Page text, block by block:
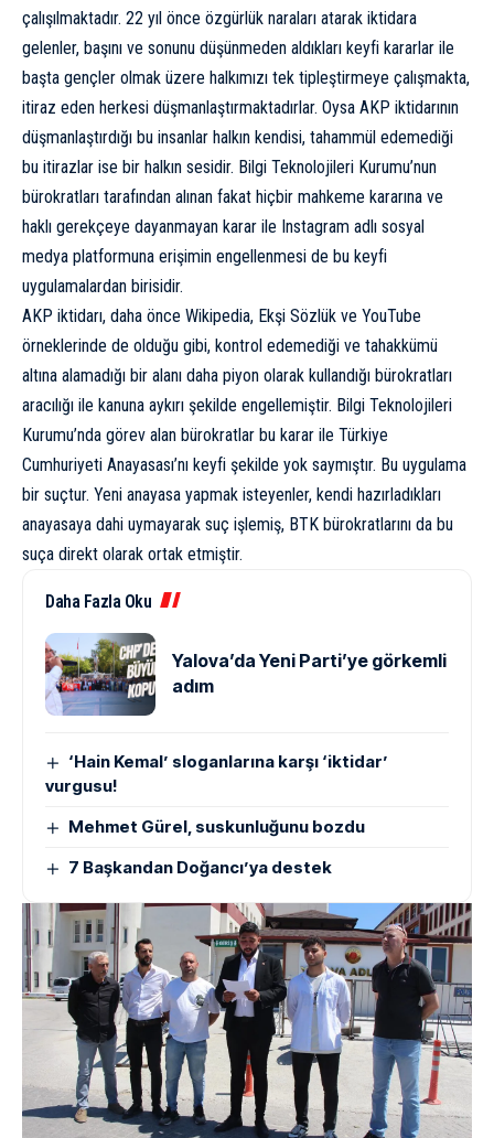
çalışılmaktadır. 22 yıl önce özgürlük naraları atarak iktidara
gelenler, başını ve sonunu düşünmeden aldıkları keyfi kararlar ile
başta gençler olmak üzere halkımızı tek tipleştirmeye çalışmakta,
itiraz eden herkesi düşmanlaştırmaktadırlar. Oysa AKP iktidarının
düşmanlaştırdığı bu insanlar halkın kendisi, tahammül edemediği
bu itirazlar ise bir halkın sesidir. Bilgi Teknolojileri Kurumu’nun
bürokratları tarafından alınan fakat hiçbir mahkeme kararına ve
haklı gerekçeye dayanmayan karar ile Instagram adlı sosyal
medya platformuna erişimin engellenmesi de bu keyfi
uygulamalardan birisidir.
AKP iktidarı, daha önce Wikipedia, Ekşi Sözlük ve YouTube
örneklerinde de olduğu gibi, kontrol edemediği ve tahakkümü
altına alamadığı bir alanı daha piyon olarak kullandığı bürokratları
aracılığı ile kanuna aykırı şekilde engellemiştir. Bilgi Teknolojileri
Kurumu’nda görev alan bürokratlar bu karar ile Türkiye
Cumhuriyeti Anayasası’nı keyfi şekilde yok saymıştır. Bu uygulama
bir suçtur. Yeni anayasa yapmak isteyenler, kendi hazırladıkları
anayasaya dahi uymayarak suç işlemiş, BTK bürokratlarını da bu
suça direkt olarak ortak etmiştir.
Daha Fazla Oku
Yalova’da Yeni Parti’ye görkemli
adım
‘Hain Kemal’ sloganlarına karşı ‘iktidar’
vurgusu!
Mehmet Gürel, suskunluğunu bozdu
7 Başkandan Doğancı’ya destek